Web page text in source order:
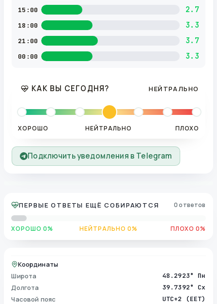
15:00 2.7
18:00 3.3
21:00 3.7
00:00 3.3
КАК ВЫ СЕГОДНЯ? НЕЙТРАЛЬНО
ХОРОШО НЕЙТРАЛЬНО ПЛОХО
Подключить уведомления в Telegram
ПЕРВЫЕ ОТВЕТЫ ЕЩЁ СОБИРАЮТСЯ 0 ответов
ХОРОШО 0% НЕЙТРАЛЬНО 0% ПЛОХО 0%
Координаты
Широта
48.2923° Пн
Долгота 39.7392° Сх
Часовой пояс UTC+2 (EET)